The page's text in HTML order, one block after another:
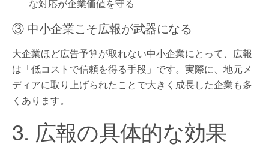
な対応が企業価値を守る
③ 中小企業こそ広報が武器になる
大企業ほど広告予算が取れない中小企業にとって、広報
は「低コストで信頼を得る手段」です。実際に、地元メ
ディアに取り上げられたことで大きく成長した企業も多
くあります。
3. 広報の具体的な効果